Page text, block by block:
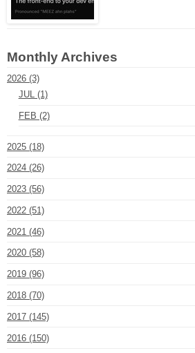
Monthly Archives
2026 (3)
JUL (1)
FEB (2)
2025 (18)
2024 (26)
2023 (56)
2022 (51)
2021 (46)
2020 (58)
2019 (96)
2018 (70)
2017 (145)
2016 (150)